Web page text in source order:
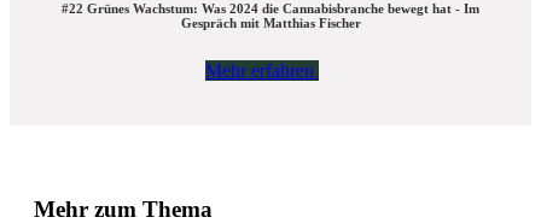
#22 Grünes Wachstum: Was 2024 die Cannabisbranche bewegt hat - Im
Gespräch mit Matthias Fischer
Mehr erfahren
Mehr zum Thema